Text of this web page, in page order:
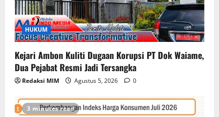
HUKUM
Kejari Ambon Kuliti Dugaan Korupsi PT Dok Waiame,
Dua Pejabat Resmi Jadi Tersangka
Redaksi MIM Agustus 5, 2026 0
3 minutes read